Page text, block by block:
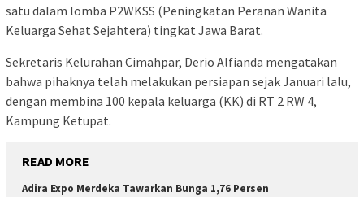
satu dalam lomba P2WKSS (Peningkatan Peranan Wanita
Keluarga Sehat Sejahtera) tingkat Jawa Barat.
Sekretaris Kelurahan Cimahpar, Derio Alfianda mengatakan
bahwa pihaknya telah melakukan persiapan sejak Januari lalu,
dengan membina 100 kepala keluarga (KK) di RT 2 RW 4,
Kampung Ketupat.
READ MORE
Adira Expo Merdeka Tawarkan Bunga 1,76 Persen